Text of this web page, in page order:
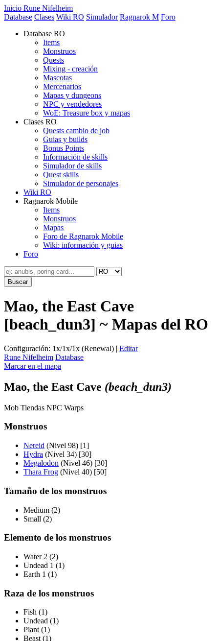
Inicio Rune Nifelheim
Database Clases Wiki RO Simulador Ragnarok M Foro
Database RO
Items
Monstruos
Quests
Mixing - creación
Mascotas
Mercenarios
Mapas y dungeons
NPC y vendedores
WoE: Treasure box y mapas
Clases RO
Quests cambio de job
Guias y builds
Bonus Points
Información de skills
Simulador de skills
Quest skills
Simulador de personajes
Wiki RO
Ragnarok Mobile
Items
Monstruos
Mapas
Foro de Ragnarok Mobile
Wiki: información y guias
Foro
Mao, the East Cave
[beach_dun3] ~ Mapas del RO
Configuración: 1x/1x/1x (Renewal) | Editar
Rune Nifelheim Database
Marcar en el mapa
Mao, the East Cave (beach_dun3)
Mob Tiendas NPC Warps
Monstruos
Nereid (Nivel 98) [1]
Hydra (Nivel 34) [30]
Megalodon (Nivel 46) [30]
Thara Frog (Nivel 40) [50]
Tamaño de los monstruos
Medium (2)
Small (2)
Elemento de los monstruos
Water 2 (2)
Undead 1 (1)
Earth 1 (1)
Raza de los monstruos
Fish (1)
Undead (1)
Plant (1)
Beast (1)